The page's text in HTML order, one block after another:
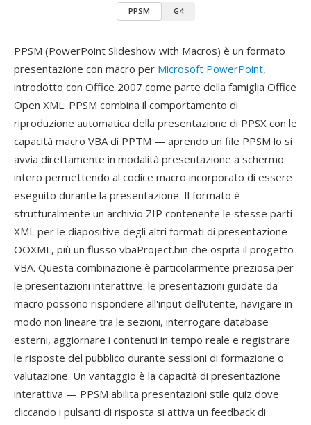
PPSM G4
PPSM (PowerPoint Slideshow with Macros) è un formato
presentazione con macro per Microsoft PowerPoint,
introdotto con Office 2007 come parte della famiglia Office
Open XML. PPSM combina il comportamento di
riproduzione automatica della presentazione di PPSX con le
capacità macro VBA di PPTM — aprendo un file PPSM lo si
avvia direttamente in modalità presentazione a schermo
intero permettendo al codice macro incorporato di essere
eseguito durante la presentazione. Il formato è
strutturalmente un archivio ZIP contenente le stesse parti
XML per le diapositive degli altri formati di presentazione
OOXML, più un flusso vbaProject.bin che ospita il progetto
VBA. Questa combinazione è particolarmente preziosa per
le presentazioni interattive: le presentazioni guidate da
macro possono rispondere all'input dell'utente, navigare in
modo non lineare tra le sezioni, interrogare database
esterni, aggiornare i contenuti in tempo reale e registrare
le risposte del pubblico durante sessioni di formazione o
valutazione. Un vantaggio è la capacità di presentazione
interattiva — PPSM abilita presentazioni stile quiz dove
cliccando i pulsanti di risposta si attiva un feedback di